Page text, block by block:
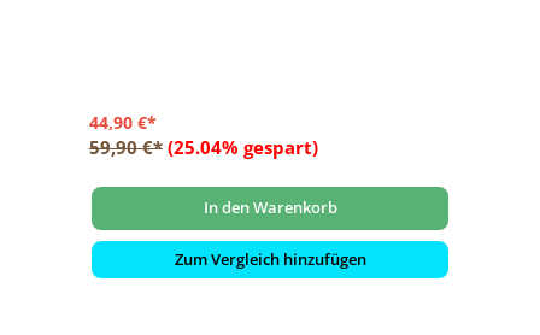
44,90 €*
59,90 €* (25.04% gespart)
In den Warenkorb
Zum Vergleich hinzufügen